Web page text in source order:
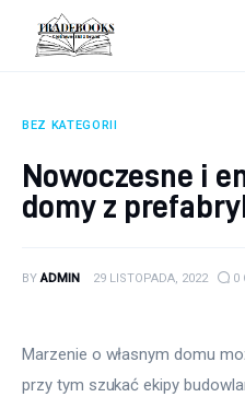
tradebooks.pl
Ciekawostki
Pozostałe
BEZ KATEGORII
Nowoczesne i
domy z
BY ADMIN 29 LISTOPADA, 2022 0
Marzenie o własnym domu
przy tym szukać ekipy